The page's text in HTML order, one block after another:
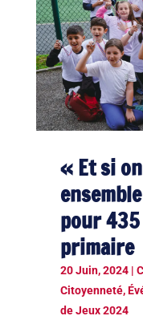
« Et si
pour
primaire
20 Juin, 2024|
Citoyenneté,
de Jeux 2024